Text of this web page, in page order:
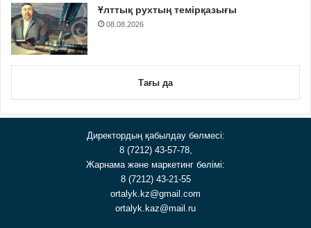
Ұлттық рухтың темірқазығы
08.08.2026
Тағы да
Директордың қабылдау бөлмесі:
8 (7212) 43-57-78,
Жарнама және маркетинг бөлімі:
8 (7212) 43-21-55
ortalyk.kz@gmail.com
ortalyk.kaz@mail.ru